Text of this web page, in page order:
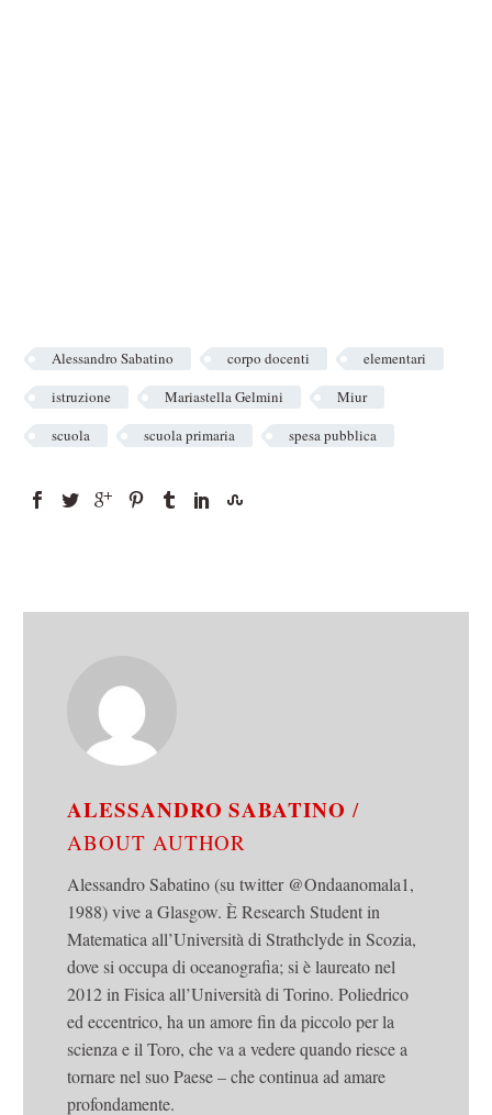
Alessandro Sabatino corpo docenti
elementari
istruzione
Mariastella Gelmini
Miur
scuola
scuola primaria spesa pubblica
ALESSANDRO SABATINO /
ABOUT AUTHOR
Alessandro Sabatino (su twitter @Ondaanomala1,
1988) vive a Glasgow. È Research Student in
Matematica all’Università di Strathclyde in Scozia,
dove si occupa di oceanografia; si è laureato nel
2012 in Fisica all’Università di Torino. Poliedrico
ed eccentrico, ha un amore fin da piccolo per la
scienza e il Toro, che va a vedere quando riesce a
tornare nel suo Paese – che continua ad amare
profondamente.